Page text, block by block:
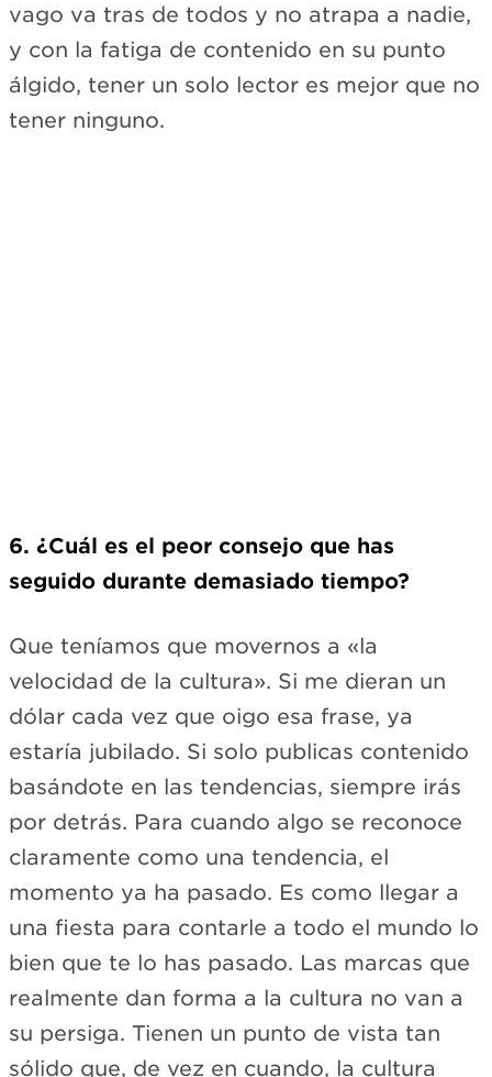
vago va tras de todos y no atrapa a nadie,
y con la fatiga de contenido en su punto
álgido, tener un solo lector es mejor que no
tener ninguno.
6. ¿Cuál es el peor consejo que has
seguido durante demasiado tiempo?
Que teníamos que movernos a «la
velocidad de la cultura». Si me dieran un
dólar cada vez que oigo esa frase, ya
estaría jubilado. Si solo publicas contenido
basándote en las tendencias, siempre irás
por detrás. Para cuando algo se reconoce
claramente como una tendencia, el
momento ya ha pasado. Es como llegar a
una fiesta para contarle a todo el mundo lo
bien que te lo has pasado. Las marcas que
realmente dan forma a la cultura no van a
su persiga. Tienen un punto de vista tan
sólido que, de vez en cuando, la cultura